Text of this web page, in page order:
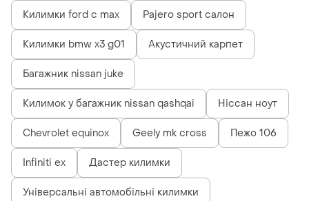
Килимки ford c max Pajero sport салон
Килимки bmw x3 g01 Акустичний карпет
Багажник nissan juke
Килимок у багажник nissan qashqai Ніссан ноут
Chevrolet equinox Geely mk cross Пежо 106
Infiniti ex Дастер килимки
Універсальні автомобільні килимки